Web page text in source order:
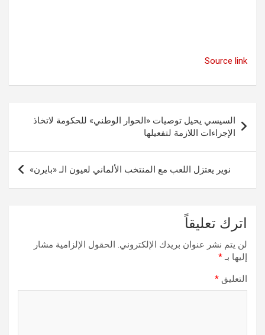
Source link
المقالات
السيسي يحيل توصيات «الحوار الوطني» للحكومة لاتخاذ
الإجراءات اللازمة لتفعيلها
نوير يعتزل اللعب مع المنتخب الألماني لعيون الـ «بايرن»
اترك تعليقاً
لن يتم نشر عنوان بريدك الإلكتروني. الحقول الإلزامية مشار
إليها بـ*
التعليق *